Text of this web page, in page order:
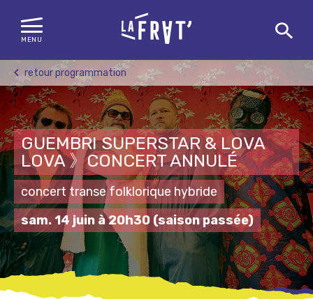
Skip
to
content
MENU
retour programmation
GUEMBRI SUPERSTAR & LOVA
LOVA 》CONCERT ANNULÉ
concert transe folklorique hybride
sam. 14 juin à 20h30 (saison passée)